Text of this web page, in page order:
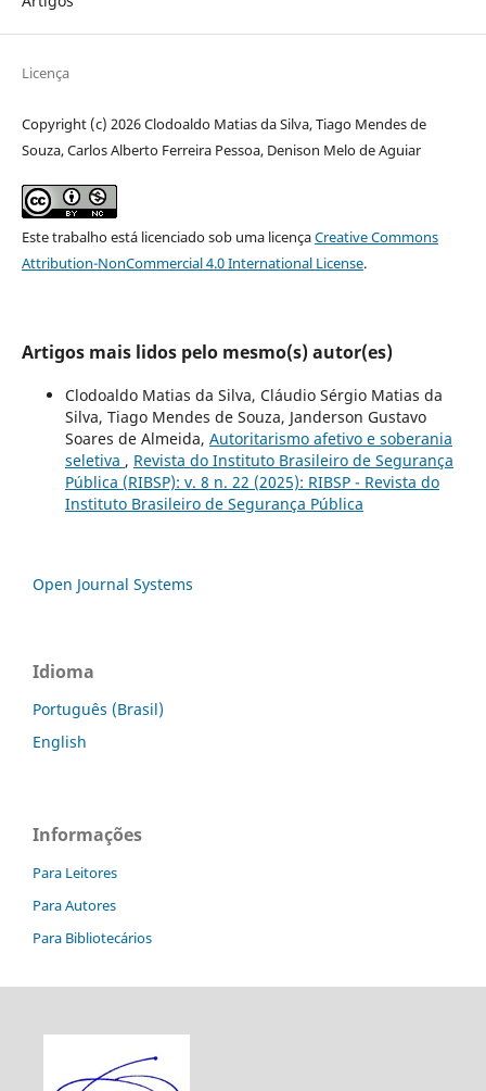
Licença
Copyright (c) 2026 Clodoaldo Matias da Silva, Tiago Mendes de
Souza, Carlos Alberto Ferreira Pessoa, Denison Melo de Aguiar
Este trabalho está licenciado sob uma licençaCreative Commons
Attribution-NonCommercial 4.0 International License.
Artigos mais lidos pelo mesmo(s) autor(es)
Clodoaldo Matias da Silva, Cláudio Sérgio Matias da
Silva, Tiago Mendes de Souza, Janderson Gustavo
Soares de Almeida, Autoritarismo afetivo e soberania
seletiva , Revista do Instituto Brasileiro de Segurança
Pública (RIBSP): v. 8 n. 22 (2025): RIBSP - Revista do
Instituto Brasileiro de Segurança Pública
Open Journal Systems
Idioma
Português (Brasil)
English
Informações
Para Leitores
Para Autores
Para Bibliotecários